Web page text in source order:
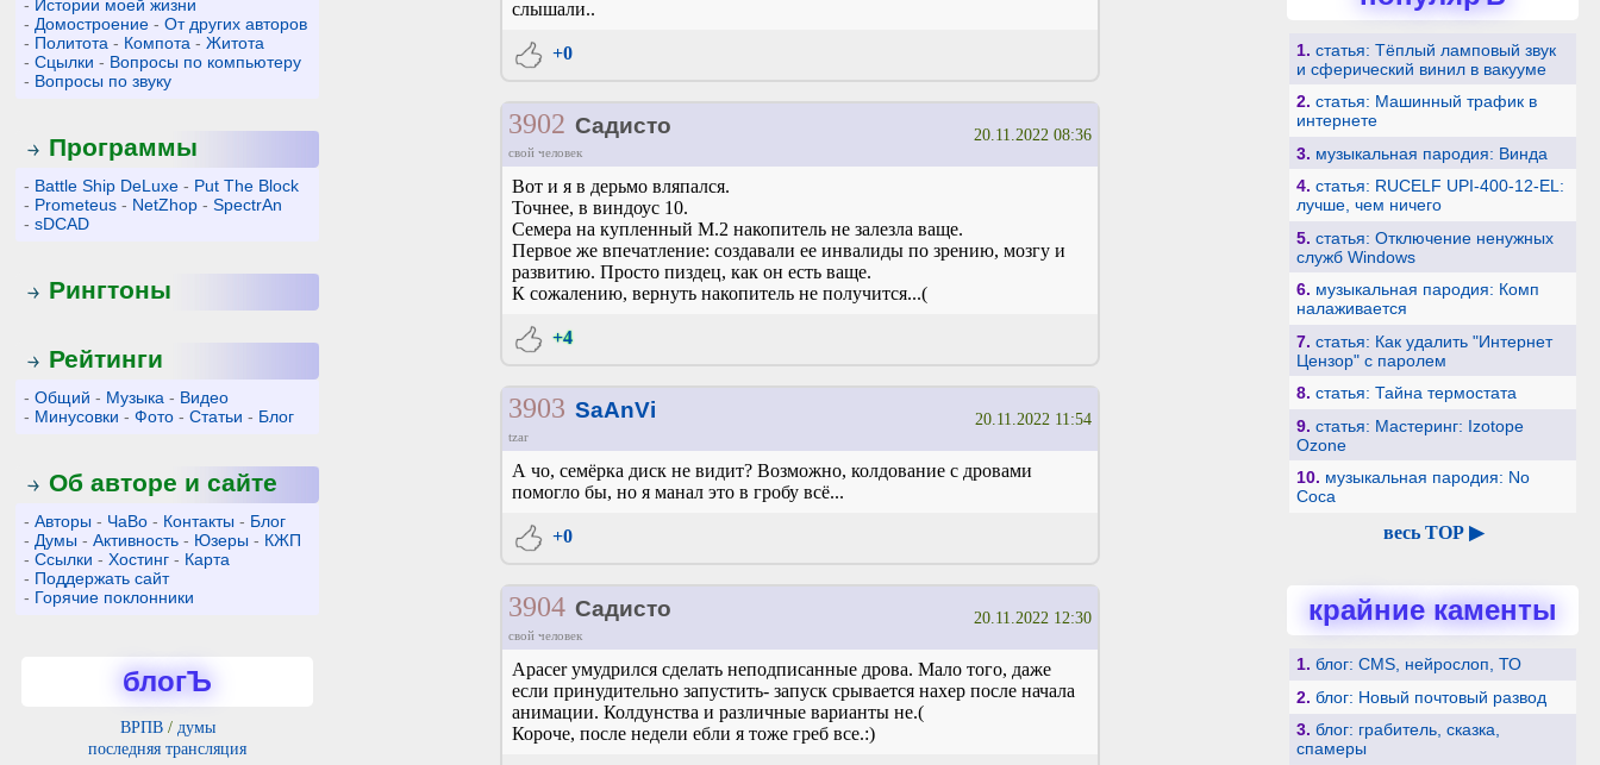
- Истории моей жизни
- Домостроение -От других авторов
- Политота - Компота -Житота
-Сцылки - Вопросы по компьютеру
- Вопросы по звуку
Программы
- Battle Ship DeLuxe - Put The Block
- Prometeus - NetZhop -SpectrAn
-sDCAD
Рингтоны
Рейтинги
-Общий - Музыка - Видео
- Минусовки -Фото -Статьи - Блог
Об авторе и сайте
-Авторы - ЧаВо - Контакты - Блог
- Думы -Активность - Юзеры - КЖП
-Ссылки -Хостинг - Карта
- Поддержать сайт
- Горячие поклонники
блогЪ
ВРПВ/ думы
последняя трансляция
слышали..
+0
3902 Садисто
свой человек
20.11.2022 08:36
Вот и я в дерьмо вляпался.
Точнее, в виндоус 10.
Семера на купленный М.2 накопитель не залезла ваще.
Первое же впечатление: создавали ее инвалиды по зрению, мозгу и
развитию. Просто пиздец, как он есть ваще.
К сожалению, вернуть накопитель не получится...(
+4
3903 SaAnVi
tzar
20.11.2022 11:54
А чо, семёрка диск не видит? Возможно, колдование с дровами
помогло бы, но я манал это в гробу всё...
+0
3904 Садисто
свой человек
20.11.2022 12:30
Apacer умудрился сделать неподписанные дрова. Мало того, даже
если принудительно запустить- запуск срывается нахер после начала
анимации. Колдунства и различные варианты не.(
Короче, после недели ебли я тоже греб все.:)
1. статья: Тёплый ламповый звук
и сферический винил в вакууме
2. статья: Машинный трафик в
интернете
3. музыкальная пародия: Винда
4. статья: RUCELF UPI-400-12-EL:
лучше, чем ничего
5. статья: Отключение ненужных
служб Windows
6. музыкальная пародия: Комп
налаживается
7. статья: Как удалить "Интернет
Цензор" с паролем
8. статья: Тайна термостата
9. статья: Мастеринг: Izotope
Ozone
10. музыкальная пародия: No
Coca
весь TOP ▶
крайние каменты
1. блог: CMS, нейрослоп, ТО
2. блог: Новый почтовый развод
3. блог: грабитель, сказка,
спамеры